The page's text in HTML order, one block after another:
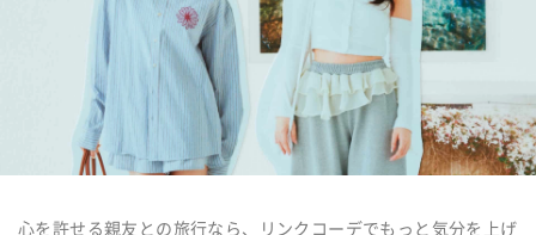
心を許せる親友との旅行なら、リンクコーデでもっと気分を上げ